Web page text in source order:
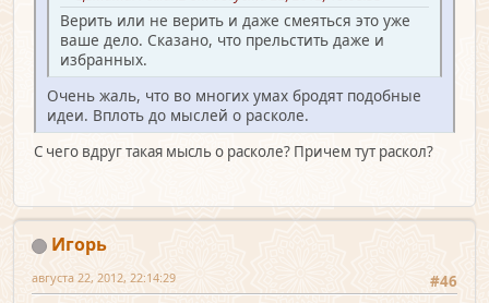
Верить или не верить и даже смеяться это уже
ваше дело. Сказано, что прельстить даже и
избранных.
Очень жаль, что во многих умах бродят подобные
идеи. Вплоть до мыслей о расколе.
С чего вдруг такая мысль о расколе? Причем тут раскол?
Игорь
#46
августа 22, 2012, 22:14:29